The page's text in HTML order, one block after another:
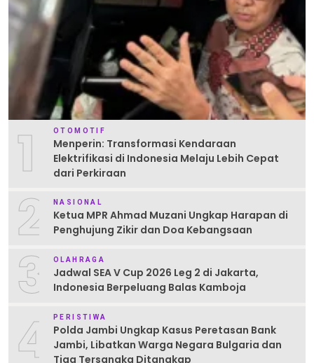
1 OTOMOTIF
Menperin: Transformasi Kendaraan
Elektrifikasi di Indonesia Melaju Lebih Cepat
dari Perkiraan
2 NASIONAL
Ketua MPR Ahmad Muzani Ungkap Harapan di
Penghujung Zikir dan Doa Kebangsaan
3 OLAHRAGA
Jadwal SEA V Cup 2026 Leg 2 di Jakarta,
Indonesia Berpeluang Balas Kamboja
4 PERISTIWA
Polda Jambi Ungkap Kasus Peretasan Bank
Jambi, Libatkan Warga Negara Bulgaria dan
Tiga Tersangka Ditangkap